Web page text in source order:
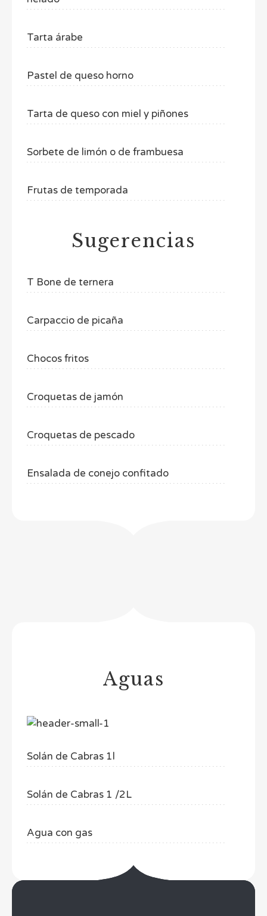
Tarta árabe
Pastel de queso horno
Tarta de queso con miel y piñones
Sorbete de limón o de frambuesa
Frutas de temporada
Sugerencias
T Bone de ternera
Carpaccio de picaña
Chocos fritos
Croquetas de jamón
Croquetas de pescado
Ensalada de conejo confitado
Aguas
Solán de Cabras 1l
Solán de Cabras 1 /2L
Agua con gas